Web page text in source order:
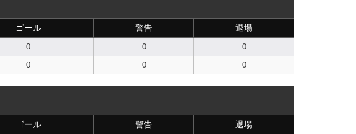
ゴール 警告 退場
0 0
0
0 0 0
ゴール 警告 退場